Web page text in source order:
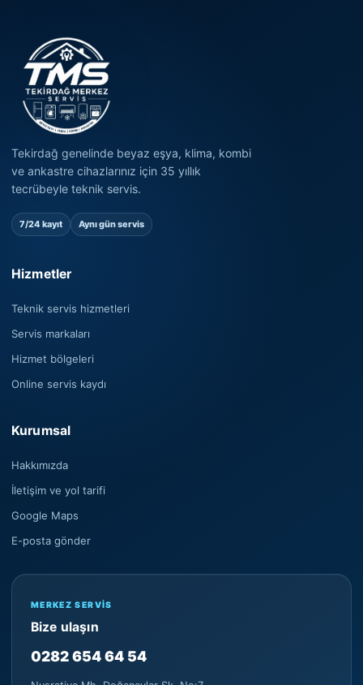
Tekirdağ genelinde beyaz eşya, klima, kombi
ve ankastre cihazlarınız için 35 yıllık
tecrübeyle teknik servis.
7/24 kayıt Aynı gün servis
Hizmetler
Teknik servis hizmetleri
Servis markaları
Hizmet bölgeleri
Online servis kaydı
Kurumsal
Hakkımızda
İletişim ve yol tarifi
Google Maps
E-posta gönder
MERKEZ SERVIS
Bize ulaşın
0282 654 64 54